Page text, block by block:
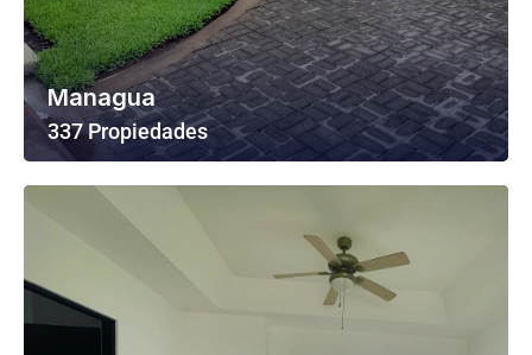
Managua
337 Propiedades
Ver Todas Las Propiedades